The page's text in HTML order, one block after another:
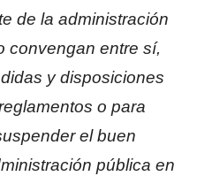
de la administración
convengan entre sí,
y disposiciones
o para
el buen
pública en